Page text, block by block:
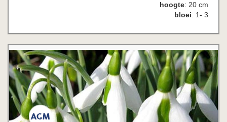
hoogte: 20 cm
bloei: 1- 3